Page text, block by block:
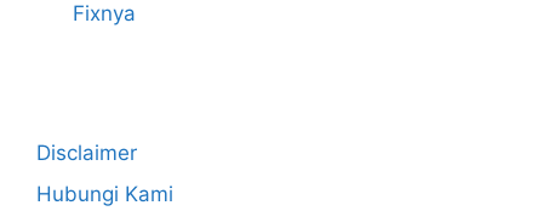
Fixnya
Disclaimer
Hubungi Kami